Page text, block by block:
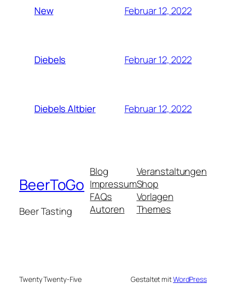
New Februar 12, 2022
Diebels Februar 12, 2022
Diebels Altbier Februar 12, 2022
BeerToGo
Beer Tasting
Blog
Impressum
FAQs
Autoren
Veranstaltungen
Shop
Vorlagen
Themes
Twenty Twenty-Five Gestaltet mitWordPress